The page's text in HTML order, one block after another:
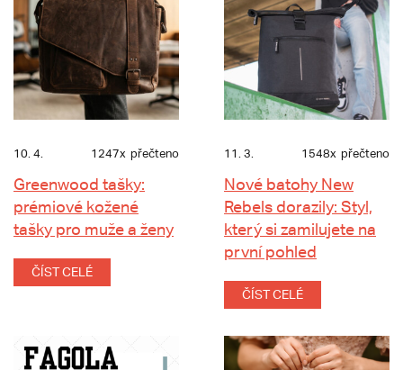
10. 4. 1247x přečteno
Greenwood tašky:
prémiové kožené
tašky pro muže a ženy
ČÍST CELÉ
11. 3. 1548x přečteno
Nové batohy New
Rebels dorazily: Styl,
který si zamilujete na
první pohled
ČÍST CELÉ